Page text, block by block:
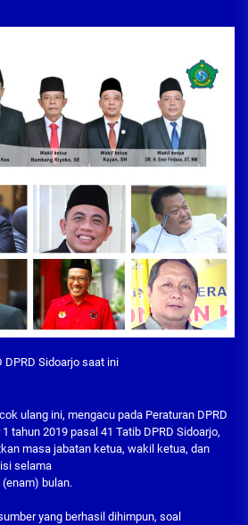
DPRD Sidoarjo saat ini
ulang ini, mengacu pada Peraturan DPRD
tahun 2019 pasal 41 Tatib DPRD Sidoarjo,
masa jabatan ketua, wakil ketua, dan
selama
bulan.
yang berhasil dihimpun, soal